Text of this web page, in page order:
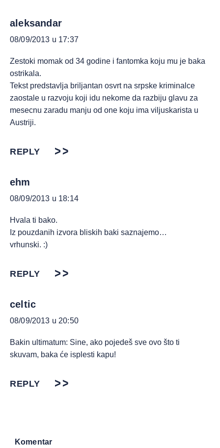
aleksandar
08/09/2013 u 17:37
Zestoki momak od 34 godine i fantomka koju mu je baka
ostrikala.
Tekst predstavlja briljantan osvrt na srpske kriminalce
zaostale u razvoju koji idu nekome da razbiju glavu za
mesecnu zaradu manju od one koju ima viljuskarista u
Austriji.
REPLY
ehm
08/09/2013 u 18:14
Hvala ti bako.
Iz pouzdanih izvora bliskih baki saznajemo…
vrhunski. :)
REPLY
celtic
08/09/2013 u 20:50
Bakin ultimatum: Sine, ako pojedeš sve ovo što ti
skuvam, baka će isplesti kapu!
REPLY
Komentar